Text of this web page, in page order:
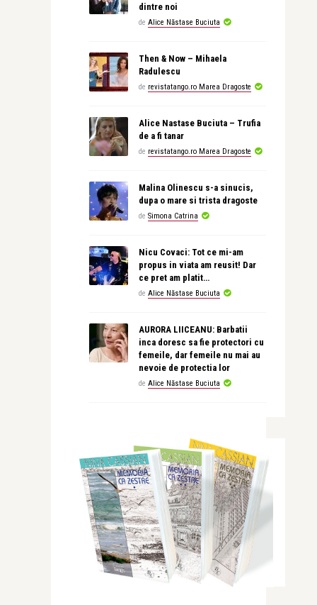
dintre noi
de Alice Năstase Buciuta
Then & Now – Mihaela
Radulescu
de revistatango.ro Marea Dragoste
Alice Nastase Buciuta – Trufia
de a fi tanar
de revistatango.ro Marea Dragoste
Malina Olinescu s-a sinucis,
dupa o mare si trista dragoste
de Simona Catrina
Nicu Covaci: Tot ce mi-am
propus in viata am reusit! Dar
ce pret am platit…
de Alice Năstase Buciuta
AURORA LIICEANU: Barbatii
inca doresc sa fie protectori cu
femeile, dar femeile nu mai au
nevoie de protectia lor
de Alice Năstase Buciuta